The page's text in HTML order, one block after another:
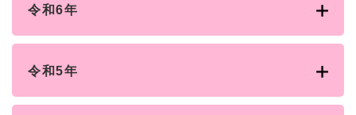
令和6年
令和5年